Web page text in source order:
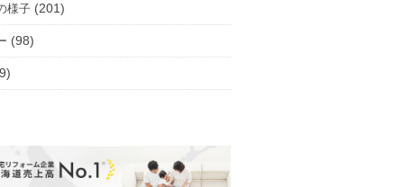
様子 (201)
(98)